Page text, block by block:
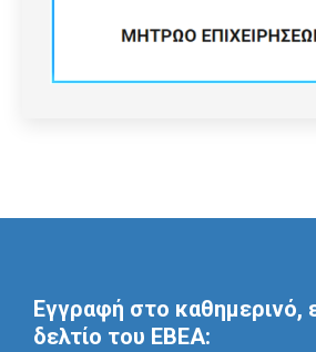
Εγγραφή στο καθημερινό,
δελτίο του ΕΒΕΑ: